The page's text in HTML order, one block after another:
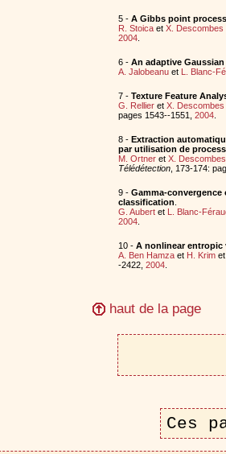
5 - A Gibbs point
R. Stoicaet X. Descombes
2004.
6 - An adaptive
A. Jalobeanuet L. Blanc-
7 - Texture Feature
G. Rellieret X. Descombes
pages 1543--1551, 2004.
8 - Extraction
par utilisation de
M. Ortneret X. Descombes
Télédétection, 173-174:
9 - Gamma-
classification
G. Aubertet L. Blanc-
2004.
10 - A nonlinear entropic
A. Ben Hamzaet H. Krim
-2422, 2004.
haut de la page
Ces